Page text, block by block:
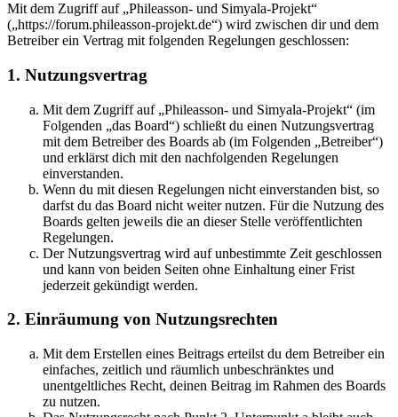
Mit dem Zugriff auf „Phileasson- und Simyala-Projekt“
(„https://forum.phileasson-projekt.de“) wird zwischen dir und dem
Betreiber ein Vertrag mit folgenden Regelungen geschlossen:
1. Nutzungsvertrag
Mit dem Zugriff auf „Phileasson- und Simyala-Projekt“ (im
Folgenden „das Board“) schließt du einen Nutzungsvertrag
mit dem Betreiber des Boards ab (im Folgenden „Betreiber“)
und erklärst dich mit den nachfolgenden Regelungen
einverstanden.
Wenn du mit diesen Regelungen nicht einverstanden bist, so
darfst du das Board nicht weiter nutzen. Für die Nutzung des
Boards gelten jeweils die an dieser Stelle veröffentlichten
Regelungen.
Der Nutzungsvertrag wird auf unbestimmte Zeit geschlossen
und kann von beiden Seiten ohne Einhaltung einer Frist
jederzeit gekündigt werden.
2. Einräumung von Nutzungsrechten
Mit dem Erstellen eines Beitrags erteilst du dem Betreiber ein
einfaches, zeitlich und räumlich unbeschränktes und
unentgeltliches Recht, deinen Beitrag im Rahmen des Boards
zu nutzen.